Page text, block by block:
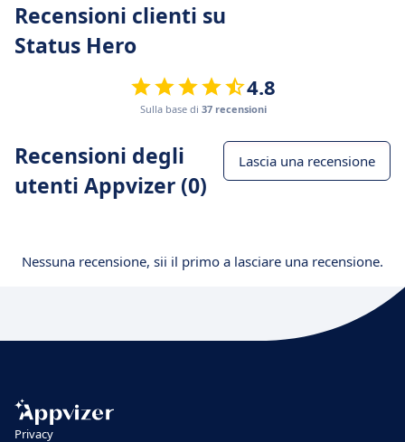
Recensioni clienti su
Status Hero
4.8
Sulla base di 37 recensioni
Recensioni degli
utenti Appvizer (0)
Lascia una recensione
Nessuna recensione, sii il primo a lasciare una recensione.
Privacy